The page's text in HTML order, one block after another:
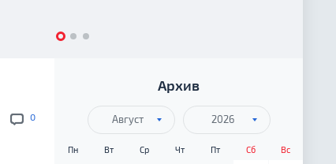
0
Архив
Август 2026
Пн Вт Ср Чт Пт Сб Вс